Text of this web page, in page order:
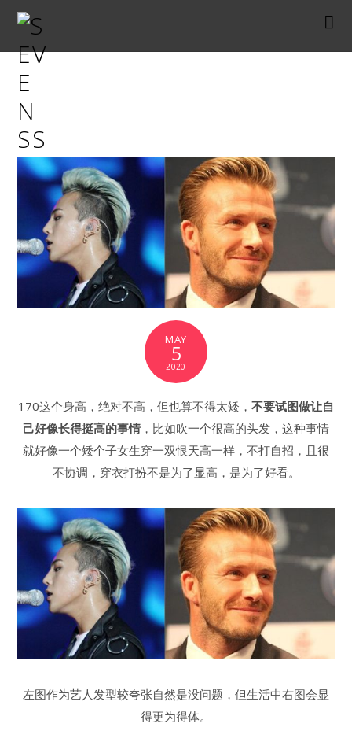
WJ03
MAY
5
2020
170这个身高，绝对不高，但也算不得太矮， 不要试图做让自
己好像长得挺高的事情 ，比如吹一个很高的头发，这种事情
就好像一个矮个子女生穿一双恨天高一样，不打自招，且很
不协调，穿衣打扮不是为了显高，是为了好看。
左图作为艺人发型较夸张自然是没问题，但生活中右图会显
得更为得体。